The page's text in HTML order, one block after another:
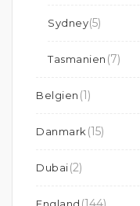
Sydney(5)
Tasmanien (7)
Belgien (1)
Danmark (15)
Dubai(2)